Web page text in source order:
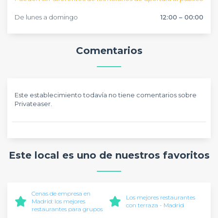
De lunes a domingo 12:00 – 00:00
Comentarios
Este establecimiento todavía no tiene comentarios sobre
Privateaser.
Este local es uno de nuestros favoritos
Cenas de empresa en
Madrid: los mejores
restaurantes para grupos
Los mejores restaurantes
con terraza - Madrid